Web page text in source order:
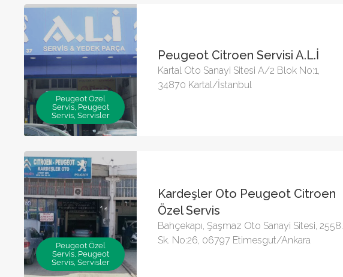
Peugeot Özel
Servis, Peugeot
Servis, Servisler
Peugeot Citroen Servisi A.L.İ
Kartal Oto Sanayi Sitesi A/2 Blok No:1,
34870 Kartal/İstanbul
Peugeot Özel
Servis, Peugeot
Servis, Servisler
Kardeşler Oto Peugeot Citroen
Özel Servis
Bahçekapı, Şaşmaz Oto Sanayi Sitesi, 2558.
Sk. No:26, 06797 Etimesgut/Ankara